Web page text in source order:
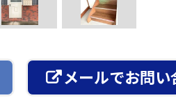
メールでお問い